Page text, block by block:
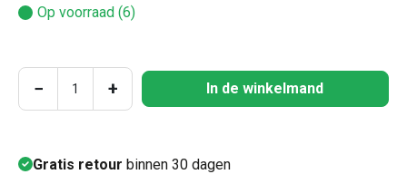
Op voorraad (6)
Producthoeveelheid: Voer de gewenste
− + In de winkelmand
Gratis retour binnen 30 dagen